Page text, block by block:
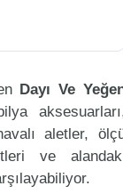
Dayı Ve
aletler,
ve